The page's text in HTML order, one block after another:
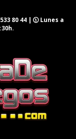
80 44| 🕦 Lunes a